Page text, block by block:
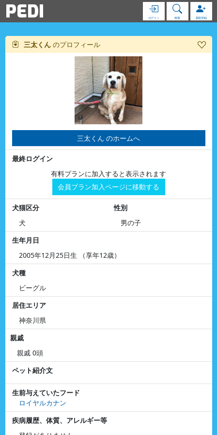
PEDI ログイン 検索 新規登録
三太くん のプロフィール
三太くん のホームへ
最終ログイン
有料プランに加入すると表示されます
会員プラン加入ページに移動する
犬猫区分
犬
性別
男の子
生年月日
2005年12月25日生 （享年12歳）
犬種
ビーグル
居住エリア
神奈川県
親戚
親戚 0頭
ペット紹介文
生前与えていたフード
ロイヤルカナン
疾病履歴、体質、アレルギー等